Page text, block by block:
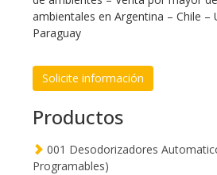
ambientales en Argentina – Chile –
Paraguay
Solicite información
Productos
001 Desodorizadores
Programables)